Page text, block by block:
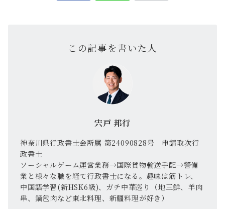
この記事を書いた人
宍戸 邦行
神奈川県行政書士会所属 第24090828号 申請取次行
政書士
ソーシャルゲーム運営業務→国際貨物輸送手配→警備
業と様々な職を経て行政書士になる。趣味は筋トレ、
中国語学習(新HSK6級)、ガチ中華巡り（地三鮮、羊肉
串、鍋包肉など東北料理、新疆料理が好き）